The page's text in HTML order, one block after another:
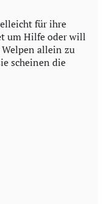
für ihre
um Hilfe oder will
allein zu
scheinen die